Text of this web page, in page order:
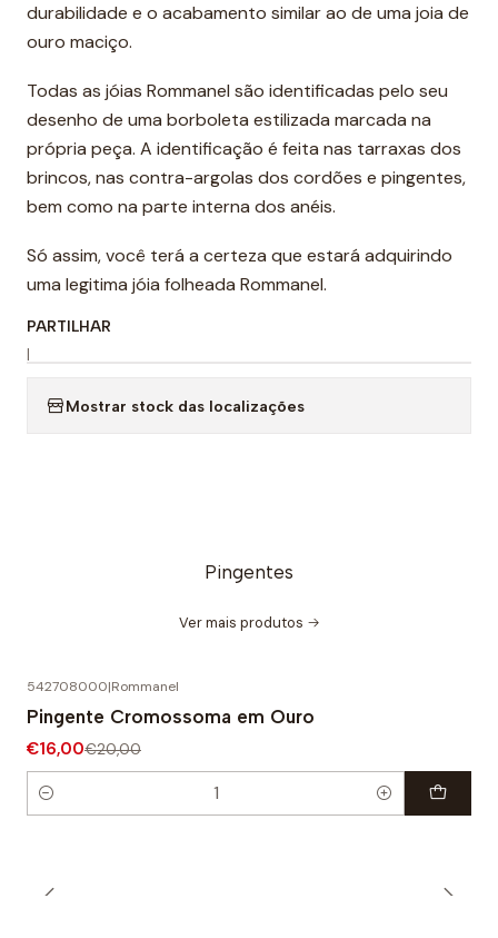
durabilidade e o acabamento similar ao de uma joia de
ouro maciço.
Todas as jóias Rommanel são identificadas pelo seu
desenho de uma borboleta estilizada marcada na
própria peça. A identificação é feita nas tarraxas dos
brincos, nas contra-argolas dos cordões e pingentes,
bem como na parte interna dos anéis.
Só assim, você terá a certeza que estará adquirindo
uma legitima jóia folheada Rommanel.
PARTILHAR
|
Mostrar stock das localizações
Pingentes
Ver mais produtos
542708000|Rommanel
Pingente Cromossoma em Ouro
€16,00€20,00
Quantidade